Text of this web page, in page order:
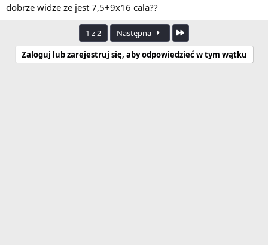
dobrze widze ze jest 7,5+9x16 cala??
1 z 2 Następna
Zaloguj lub zarejestruj się, aby odpowiedzieć w tym wątku